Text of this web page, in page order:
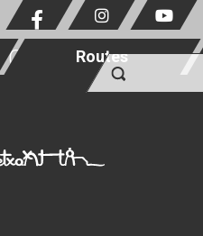
Routes
CONTACT